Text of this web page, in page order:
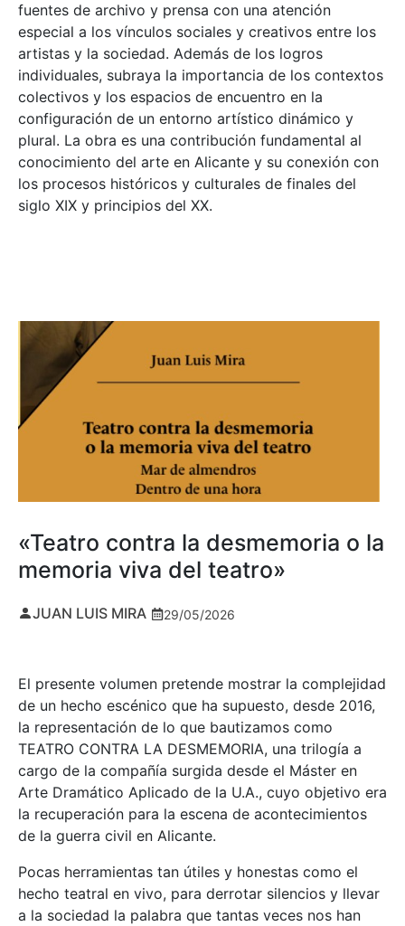
fuentes de archivo y prensa con una atención
especial a los vínculos sociales y creativos entre los
artistas y la sociedad. Además de los logros
individuales, subraya la importancia de los contextos
colectivos y los espacios de encuentro en la
configuración de un entorno artístico dinámico y
plural. La obra es una contribución fundamental al
conocimiento del arte en Alicante y su conexión con
los procesos históricos y culturales de finales del
siglo XIX y principios del XX.
«Teatro contra la desmemoria o la
memoria viva del teatro»
JUAN LUIS MIRA 29/05/2026
El presente volumen pretende mostrar la complejidad
de un hecho escénico que ha supuesto, desde 2016,
la representación de lo que bautizamos como
TEATRO CONTRA LA DESMEMORIA, una trilogía a
cargo de la compañía surgida desde el Máster en
Arte Dramático Aplicado de la U.A., cuyo objetivo era
la recuperación para la escena de acontecimientos
de la guerra civil en Alicante.
Pocas herramientas tan útiles y honestas como el
hecho teatral en vivo, para derrotar silencios y llevar
a la sociedad la palabra que tantas veces nos han